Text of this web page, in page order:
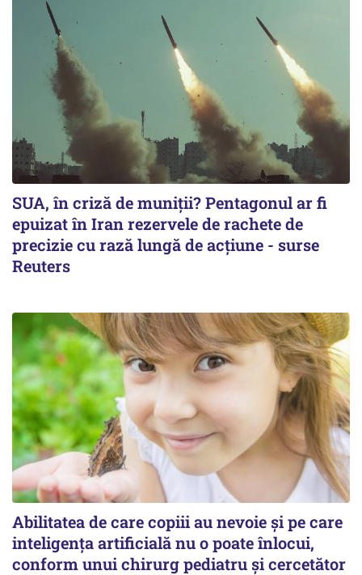
SUA, în criză de muniții? Pentagonul ar fi
epuizat în Iran rezervele de rachete de
precizie cu rază lungă de acţiune - surse
Reuters
Abilitatea de care copiii au nevoie și pe care
inteligența artificială nu o poate înlocui,
conform unui chirurg pediatru și cercetător